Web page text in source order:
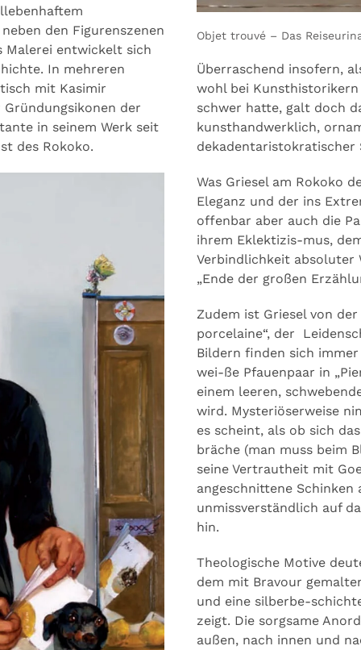
den Figurenszenen
Malerei entwickelt sich
In mehreren
mit Kasimir
der
in seinem Werk seit
des Rokoko.
Objet trouvé – Das
Überraschend insofern,
wohl bei
schwer hatte, galt doch
kunsthandwerklich,
dekadentaristokratischer
Was Griesel am Rokoko
Eleganz und der ins
offenbar aber auch die
ihrem Eklektizis-mus,
Verbindlichkeit absoluter
„Ende der großen
Zudem ist Griesel von
porcelaine“, der
Bildern finden sich
wei-ße Pfauenpaar in
einem leeren,
wird. Mysteriöserweise
es scheint, als ob sich
bräche (man muss beim
seine Vertrautheit mit
angeschnittene Schinken
unmissverständlich auf
hin.
Theologische Motive
dem mit Bravour
und eine silberbe-
zeigt. Die sorgsame
außen, nach innen und